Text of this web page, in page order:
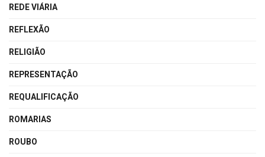
REDE VIÁRIA
REFLEXÃO
RELIGIÃO
REPRESENTAÇÃO
REQUALIFICAÇÃO
ROMARIAS
ROUBO